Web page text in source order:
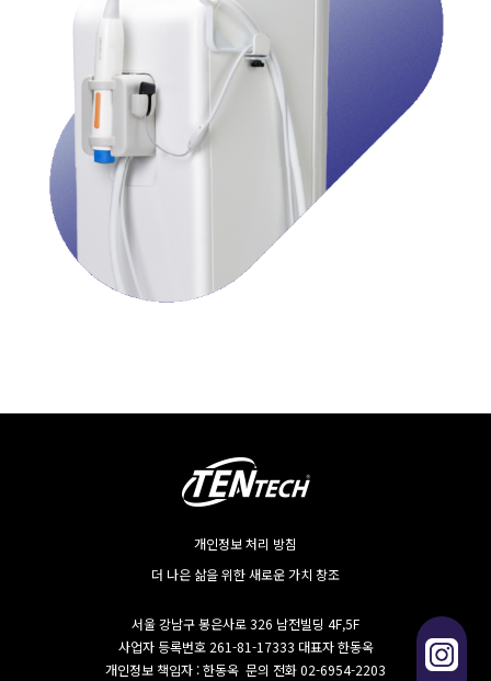
개인정보 처리 방침
더 나은 삶을 위한 새로운 가치 창조
서울 강남구 봉은사로 326 남전빌딩 4F,5F
사업자 등록번호 261-81-17333 대표자 한동옥
개인정보 책임자 : 한동옥 문의 전화 02-6954-2203